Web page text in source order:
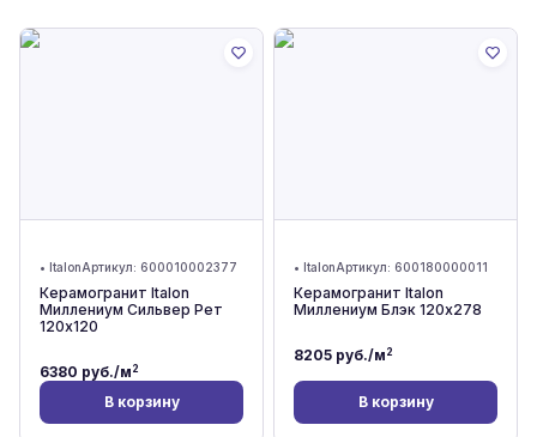
• ItalonАртикул: 600010002377
Керамогранит Italon
Миллениум Сильвер Рет
120x120
6380 руб./м2
В корзину
• ItalonАртикул: 600180000011
Керамогранит Italon
Миллениум Блэк 120x278
8205 руб./м2
В корзину